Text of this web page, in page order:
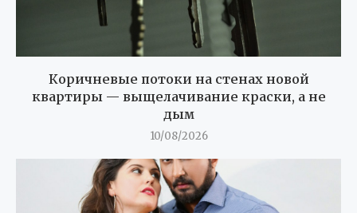
Коричневые потоки на стенах новой
квартиры — выщелачивание краски, а не
дым
10/08/2026